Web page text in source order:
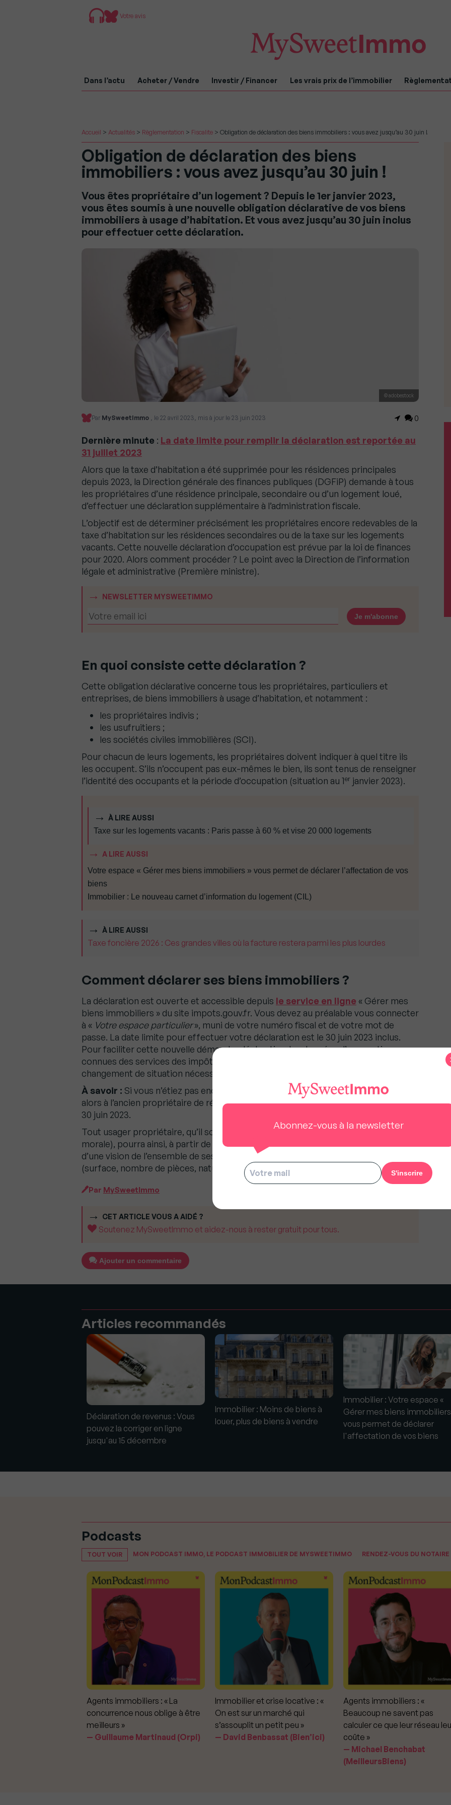
Votre avis
Dans l’actu Acheter / Vendre Investir / Financer Les vrais prix de l’immobilier
Accueil > Actualités > Règlementation > Fiscalite > Obligation de déclaration des biens immobiliers : vous avez jusqu’au 30 juin !
Obligation de déclaration des biens
immobiliers : vous avez jusqu’au 30 juin !
Vous êtes propriétaire d’un logement ? Depuis le 1er janvier 2023,
vous êtes soumis à une nouvelle obligation déclarative de vos biens
immobiliers à usage d’habitation. Et vous avez jusqu’au 30 juin inclus
pour effectuer cette déclaration.
© adobestock
Par MySweetImmo , le 22 avril 2023, mis à jour le 23 juin 2023 0
Dernière minute : La date limite pour remplir la déclaration est reportée au
31 juillet 2023
Alors que la taxe d’habitation a été supprimée pour les résidences principales
depuis 2023, la Direction générale des finances publiques (DGFiP) demande à tous
les propriétaires d’une résidence principale, secondaire ou d’un logement loué,
d’effectuer une déclaration supplémentaire à l’administration fiscale.
L’objectif est de déterminer précisément les propriétaires encore redevables de la
taxe d’habitation sur les résidences secondaires ou de la taxe sur les logements
vacants. Cette nouvelle déclaration d’occupation est prévue par la loi de finances
pour 2020. Alors comment procéder ? Le point avec la Direction de l’information
légale et administrative (Première ministre).
NEWSLETTER MYSWEETIMMO
En quoi consiste cette déclaration ?
Cette obligation déclarative concerne tous les propriétaires, particuliers et
entreprises, de biens immobiliers à usage d’habitation, et notamment :
les propriétaires indivis ;
les usufruitiers ;
les sociétés civiles immobilières (SCI).
Pour chacun de leurs logements, les propriétaires doivent indiquer à quel titre ils
les occupent. S’ils n’occupent pas eux-mêmes le bien, ils sont tenus de renseigner
l’identité des occupants et la période d’occupation (situation au 1er janvier 2023).
À LIRE AUSSI
Taxe sur les logements vacants : Paris passe à 60 % et vise 20 000 logements
A LIRE AUSSI
Votre espace « Gérer mes biens immobiliers » vous permet de déclarer l’affectation de vos
biens
Immobilier : Le nouveau carnet d’information du logement (CIL)
À LIRE AUSSI
Taxe foncière 2026 : Ces grandes villes où la facture restera parmi les plus lourdes
Comment déclarer ses biens immobiliers ?
La déclaration est ouverte et accessible depuis le service en ligne « Gérer mes
biens immobiliers » du site impots.gouv.fr. Vous devez au préalable vous connecter
à « Votre espace particulier», muni de votre numéro fiscal et de votre mot de
passe. La date limite pour effectuer votre déclaration est le 30 juin 2023 inclus.
Pour faciliter cette nouvelle démarche déclarative, les données d’occupation
connues des services des impôts seront pré-affichées. Par la suite, seul un
changement de situation nécessitera une déclaration.
À savoir : Si vous n’étiez pas encore propriétaire du bien au 1erjanvier 2023, c’est
alors à l’ancien propriétaire de réaliser la déclaration d’occupation avant le
30 juin 2023.
Tout usager propriétaire, qu’il soit un particulier ou un professionnel (personne
morale), pourra ainsi, à partir de son espace sécurisé sur impots.gouv.fr, disposer
d’une vision de l’ensemble de ses biens bâtis ainsi que de leurs caractéristiques
(surface, nombre de pièces, nature du local, numéro de lot…), sur tout le territoire.
Par MySweetImmo
CET ARTICLE VOUS A AIDÉ ?
Soutenez MySweetImmo et aidez-nous à rester gratuit pour tous.
Ajouter un commentaire
Articles recommandés
Déclaration de revenus : Vous
pouvez la corriger en ligne
jusqu'au 15 décembre
Immobilier : Moins de biens à
louer, plus de biens à vendre
Immobilier : Votre espace «
Gérer mes biens immobiliers
vous permet de déclarer
l'affectation de vos biens
Podcasts
TOUT VOIR MON PODCAST IMMO, LE PODCAST IMMOBILIER DE MYSWEETIMMO RENDEZ-VOUS DU NOTAIRE
Agents immobiliers : « La
concurrence nous oblige à être
meilleurs »
Guillaume Martinaud (Orpi)
Immobilier et crise locative : «
On est sur un marché qui
s’assouplit un petit peu »
David Benbassat (Bien’ici)
Agents immobiliers : «
Beaucoup ne savent pas
calculer ce que leur réseau
coûte »
Michael Benchabat
(MeilleursBiens)
Abonnez-vous à la newsletter